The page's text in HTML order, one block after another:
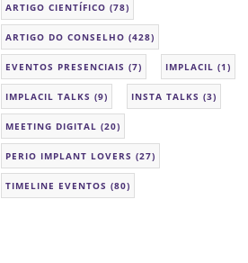
ARTIGO CIENTÍFICO (78)
ARTIGO DO CONSELHO (428)
EVENTOS PRESENCIAIS (7) IMPLACIL (1)
IMPLACIL TALKS (9) INSTA TALKS (3)
MEETING DIGITAL (20)
PERIO IMPLANT LOVERS (27)
TIMELINE EVENTOS (80)